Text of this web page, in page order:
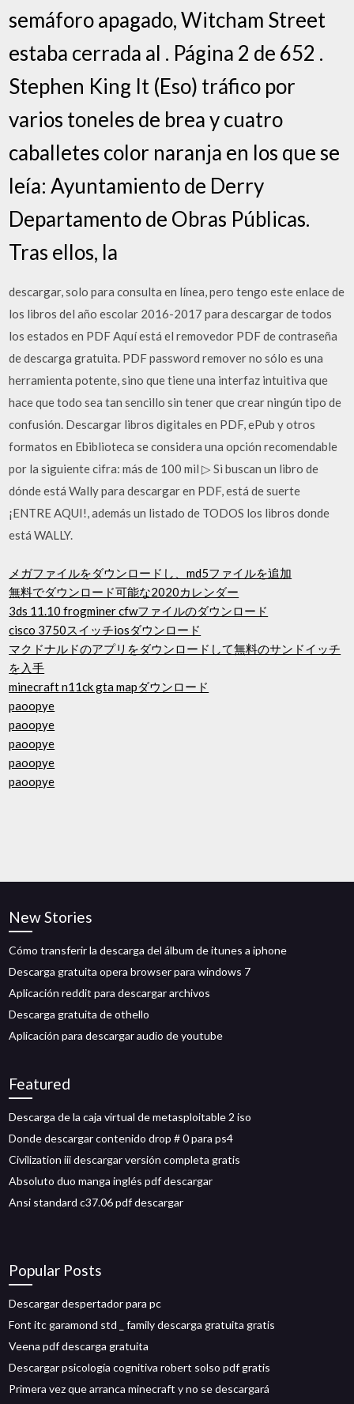
semáforo apagado, Witcham Street
estaba cerrada al . Página 2 de 652 .
Stephen King It (Eso) tráfico por
varios toneles de brea y cuatro
caballetes color naranja en los que se
leía: Ayuntamiento de Derry
Departamento de Obras Públicas.
Tras ellos, la
descargar, solo para consulta en línea, pero tengo este enlace de
los libros del año escolar 2016-2017 para descargar de todos
los estados en PDF Aquí está el removedor PDF de contraseña
de descarga gratuita. PDF password remover no sólo es una
herramienta potente, sino que tiene una interfaz intuitiva que
hace que todo sea tan sencillo sin tener que crear ningún tipo de
confusión. Descargar libros digitales en PDF, ePub y otros
formatos en Ebiblioteca se considera una opción recomendable
por la siguiente cifra: más de 100 mil ▷ Si buscan un libro de
dónde está Wally para descargar en PDF, está de suerte
¡ENTRE AQUI!, además un listado de TODOS los libros donde
está WALLY.
メガファイルをダウンロードし、md5ファイルを追加
無料でダウンロード可能な2020カレンダー
3ds 11.10 frogminer cfwファイルのダウンロード
cisco 3750スイッチiosダウンロード
マクドナルドのアプリをダウンロードして無料のサンドイッチ
を入手
minecraft n11ck gta mapダウンロード
paoopye
paoopye
paoopye
paoopye
paoopye
New Stories
Cómo transferir la descarga del álbum de itunes a iphone
Descarga gratuita opera browser para windows 7
Aplicación reddit para descargar archivos
Descarga gratuita de othello
Aplicación para descargar audio de youtube
Featured
Descarga de la caja virtual de metasploitable 2 iso
Donde descargar contenido drop # 0 para ps4
Civilization iii descargar versión completa gratis
Absoluto duo manga inglés pdf descargar
Ansi standard c37.06 pdf descargar
Popular Posts
Descargar despertador para pc
Font itc garamond std _ family descarga gratuita gratis
Veena pdf descarga gratuita
Descargar psicología cognitiva robert solso pdf gratis
Primera vez que arranca minecraft y no se descargará